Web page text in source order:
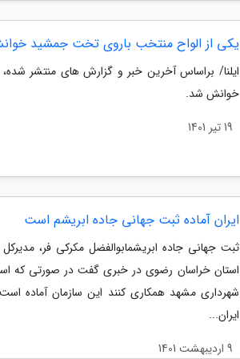
یکی از الواح منتخب باروی تخت جمشید
ایلنا/ براساس آخرین خبر و گزارش های منتشر
خوانش شد.
19 تیر 1401
ایران آماده ثبت جهانی جاده ابریشم است
ثبت جهانی جاده ابریشمابوالفضل مکرکی فر،
استان خراسان رضوی در خبری گفت در صورتی که
شهرداری مشهد همکاری کنند این سازمان آماده
ایران...
9 اردیبهشت 1401